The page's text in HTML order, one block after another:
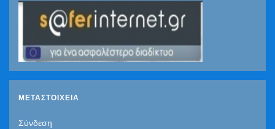
ΜΕΤΑΣΤΟΙΧΕΊΑ
Σύνδεση